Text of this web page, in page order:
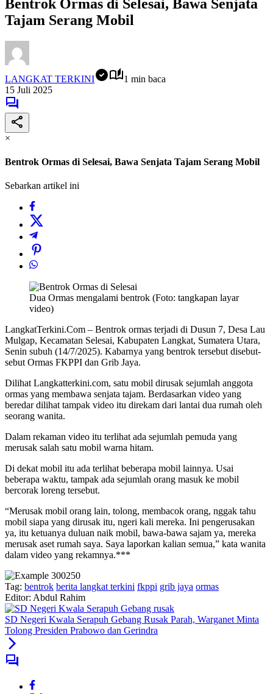
Bentrok Ormas di Selesai, Bawa Senjata
Tajam Serang Mobil
LANGKAT TERKINI
1 min baca
15 Juli 2025
×
Bentrok Ormas di Selesai, Bawa Senjata Tajam Serang Mobil
Sebarkan artikel ini
Dua Ormas mengalami bentrok (Foto: tangkapan layar
video)
LangkatTerkini.Com – Bentrok ormas terjadi di Dusun 7, Desa Lau
Mulgap, Kecamatan Selesai, Kabupaten Langkat, Sumatera Utara,
Senin subuh (14/7/2025). Kabarnya yang bentrok tersebut disebut-
sebut Ormas FKPPI dan Grib Jaya.
Dilihat Langkatterkini.com, satu mobil dirusak sejumlah anggota
ormas yang membawa senjata tajam. Berdasarkan video yang
beredar dilihat tampak video itu direkam dari lantai dua rumah oleh
seorang wanita.
Dalam rekaman video itu terlihat ada sejumlah pemuda yang
merusak salah satu mobil warna hitam.
Di dekat mobil itu ada terlihat beberapa mobil lainnya. Usai
beberapa waktu, tampak ada sejumlah orang masuk ke mobil
bercorak loreng tersebut.
“Merusak mobil orang lain, tolong, membacok orang, nggak tahu
mobil siapa yang dirusak itu, ngeri kali mereka. Ini pengerusakan
ya, itu ketuanya duluan naik mobil, bawa-bawa sajam ya, mereka
merusak aset rumah saya. Saya laporkan kalian semua,” kata wanita
dalam video yang rekamnya.***
Tag: bentrok berita langkat terkini fkppi grib jaya ormas
Editor: Abdul Rahim
SD Negeri Kwala Serapuh Gebang Rusak Parah, Warganet Minta
Tolong Presiden Prabowo dan Gerindra